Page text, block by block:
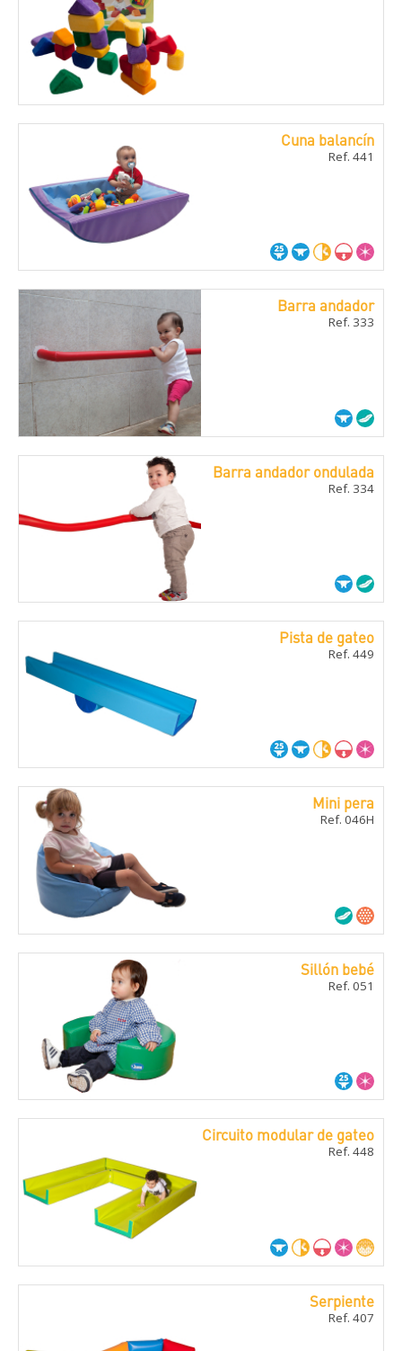
Cuna balancí­n
Ref. 441
Barra andador
Ref. 333
Barra andador ondulada
Ref. 334
Pista de gateo
Ref. 449
Mini pera
Ref. 046H
Sillón bebé
Ref. 051
Circuito modular de gateo
Ref. 448
Serpiente
Ref. 407